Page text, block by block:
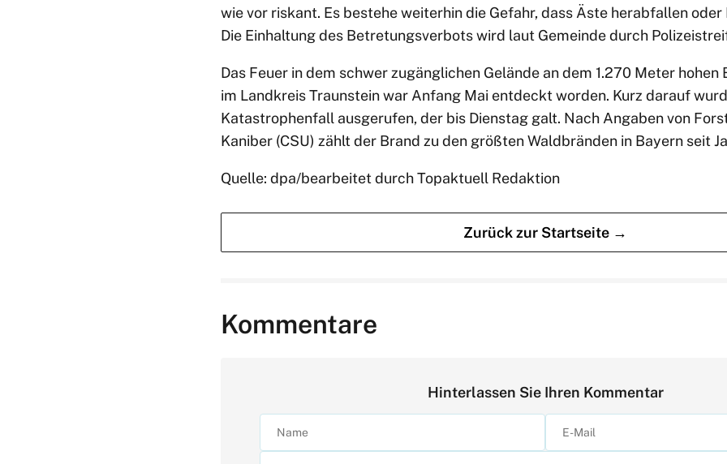
wie vor riskant. Es bestehe weiterhin die Gefahr, dass Äste herabfallen
Die Einhaltung des Betretungsverbots wird laut Gemeinde durch
Das Feuer in dem schwer zugänglichen Gelände an dem 1.270 Meter hohen
im Landkreis Traunstein war Anfang Mai entdeckt worden. Kurz darauf
Katastrophenfall ausgerufen, der bis Dienstag galt. Nach Angaben von
Kaniber (CSU) zählt der Brand zu den größten Waldbränden in Bayern seit
Quelle: dpa/bearbeitet durch Topaktuell Redaktion
Zurück zur Startseite →
Kommentare
Hinterlassen Sie Ihren Kommentar